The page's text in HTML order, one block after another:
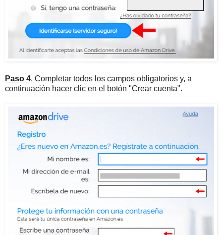
Paso 4. Completar todos los campos obligatorios y, a
continuación hacer clic en el botón "Crear cuenta".